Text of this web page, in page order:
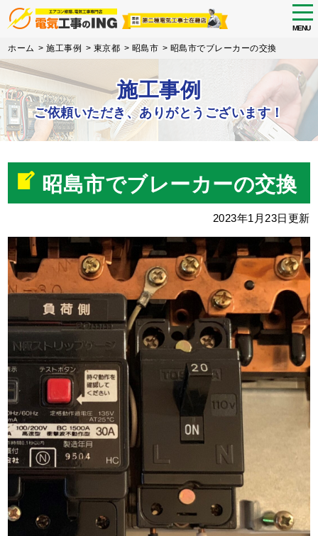
Skip
to
main
content
MENU
ホーム >施工事例 > 東京都 > 昭島市 > 昭島市でブレーカーの交換
施工事例
ご依頼いただき、ありがとうございます！
昭島市でブレーカーの交換
2023年1月23日更新